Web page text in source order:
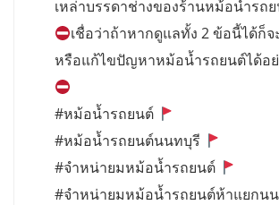
เหล่าบรรดาช่างของร้านหม้อน้ำรถ
เชื่อว่าถ้าหากดูแลทั้ง 2 ข้อนี้ได้ก็
หรือแก้ไขปัญหาหม้อน้ำรถยนต์ได้อ
#หม้อน้ำรถยนต์
#หม้อน้ำรถยนต์นนทบุรี
#จำหน่ายมหม้อน้ำรถยนต์
#จำหน่ายมหม้อน้ำรถยนต์ห้าแยกน